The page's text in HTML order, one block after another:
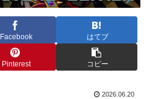
Facebook はてブ
Pinterest コピー
2026.06.20